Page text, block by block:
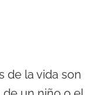
de la vida son